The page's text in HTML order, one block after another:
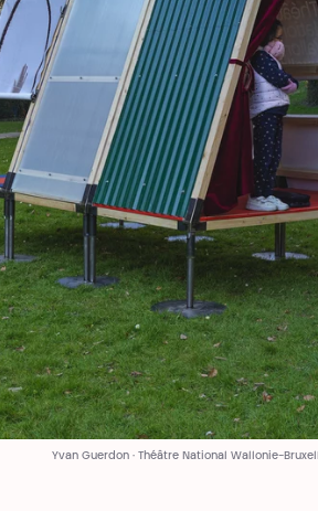
Yvan Guerdon · Théâtre National Wallonie-